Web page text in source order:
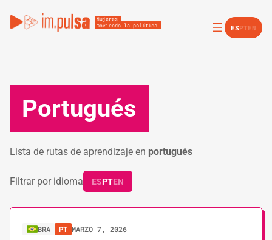
ESPTEN
Portugués
Lista de rutas de aprendizaje en portugués
Filtrar por idioma ESPTEN
BRA PT MARZO 7, 2026